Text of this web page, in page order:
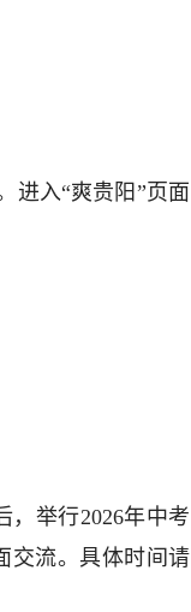
进入“爽贵阳”页面
举行2026年中考
交流。具体时间请